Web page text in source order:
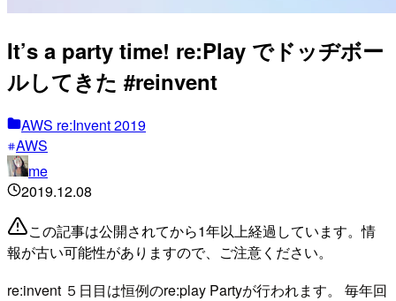
It’s a party time! re:Play でドッヂボー
ルしてきた #reinvent
AWS re:Invent 2019
AWS
me
2019.12.08
この記事は公開されてから1年以上経過しています。情
報が古い可能性がありますので、ご注意ください。
re:invent ５日目は恒例のre:play Partyが行われます。 毎年回